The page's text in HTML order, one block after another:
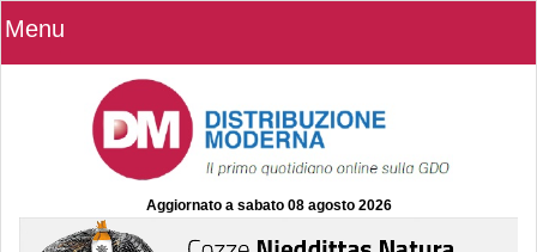
Menu
Aggiornato a sabato 08 agosto 2026